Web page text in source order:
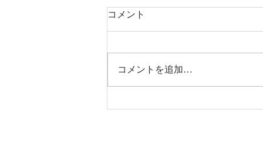
コメント
コメントを追加…